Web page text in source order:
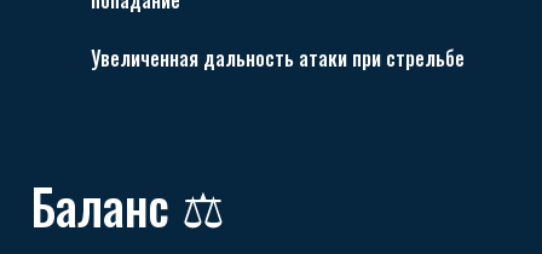
Увеличенная дальность атаки при стрельбе
Баланс ⚖️